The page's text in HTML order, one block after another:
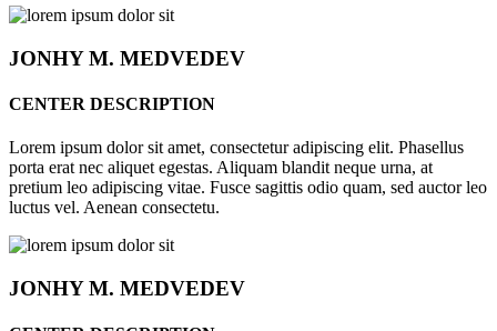
JONHYM. MEDVEDEV
CENTER DESCRIPTION
Lorem ipsum dolor sit amet, consectetur adipiscing elit. Phasellus
porta erat nec aliquet egestas. Aliquam blandit neque urna, at
pretium leo adipiscing vitae. Fusce sagittis odio quam, sed auctor leo
luctus vel. Aenean consectetu.
JONHYM. MEDVEDEV